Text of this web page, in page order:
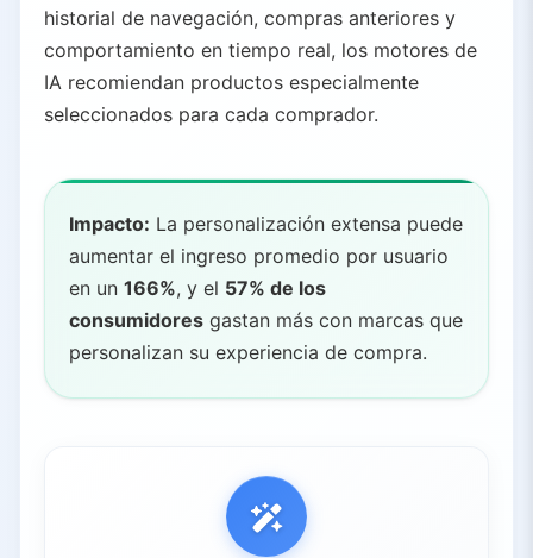
5.2.
Marketing Personalizado
5.3. Precios Dinámicos
Comercio Social y Tendencias Emergentes
Fronteras Emergentes
Conclusiones Clave
Recursos Relacionados
historial de navegación, compras anteriores y
comportamiento en tiempo real, los motores de
IA recomiendan productos especialmente
seleccionados para cada comprador.
Impacto: La personalización extensa puede
aumentar el ingreso promedio por usuario
en un 166%, y el 57% de los
consumidores gastan más con marcas que
personalizan su experiencia de compra.